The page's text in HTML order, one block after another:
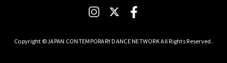
Copyright ©JAPAN CONTEMPORARY DANCE NETWORK All Rights Reserved.